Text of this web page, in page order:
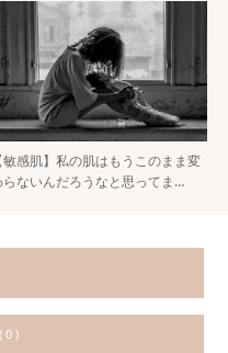
敏感肌】私の肌はもうこのまま変
らないんだろうなと思ってま…
0 )